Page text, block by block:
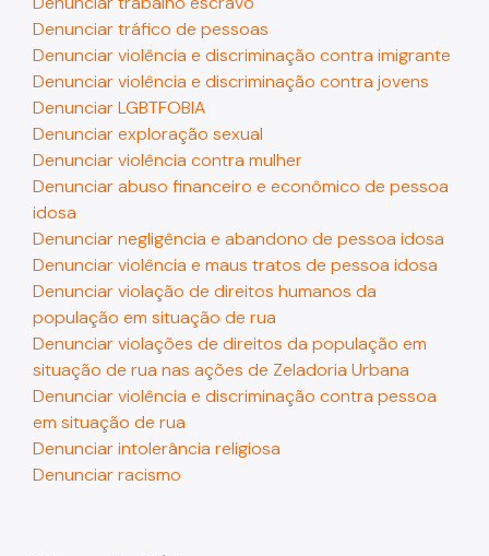
Denunciar tráfico de pessoas
Denunciar violência e discriminação contra imigrante
Denunciar violência e discriminação contra jovens
Denunciar LGBTFOBIA
Denunciar exploração sexual
Denunciar violência contra mulher
Denunciar abuso financeiro e econômico de pessoa
idosa
Denunciar negligência e abandono de pessoa idosa
Denunciar violência e maus tratos de pessoa idosa
Denunciar violação de direitos humanos da
população em situação de rua
Denunciar violações de direitos da população em
situação de rua nas ações de Zeladoria Urbana
Denunciar violência e discriminação contra pessoa
em situação de rua
Denunciar intolerância religiosa
Denunciar racismo